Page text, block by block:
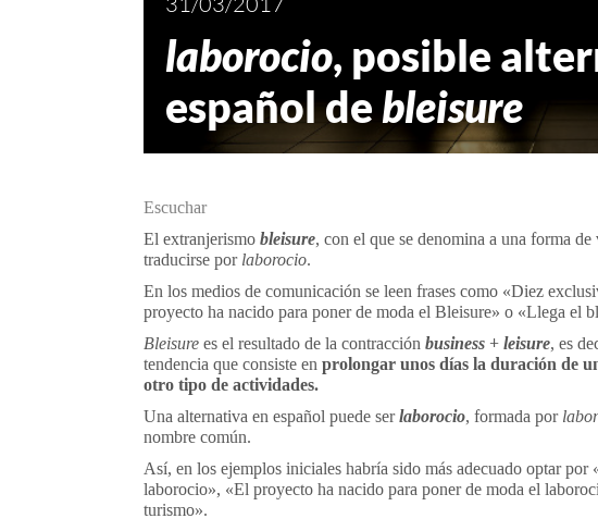
laborocio, posible
español de bleisure
Escuchar
El extranjerismo bleisure, con el que se denomina a una forma
traducirse por laborocio.
En los medios de comunicación se leen frases como «Diez
proyecto ha nacido para poner de moda el Bleisure» o «Llega el
Bleisure es el resultado de la contracción business + leisure, es
tendencia que consiste en prolongar unos días la duración de
otro tipo de actividades.
Una alternativa en español puede serlaborocio, formada por
nombre común.
Así, en los ejemplos iniciales habría sido más adecuado optar
laborocio», «El proyecto ha nacido para poner de moda el
turismo».